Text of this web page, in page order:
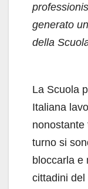
generato
della
La Scuola
Italiana
nonostante
turno si
bloccarla e
cittadini del